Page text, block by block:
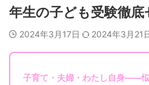
年生の子ども受験徹底
2024年3月17日 2024年3月21
子育て・夫婦・わたし自身——